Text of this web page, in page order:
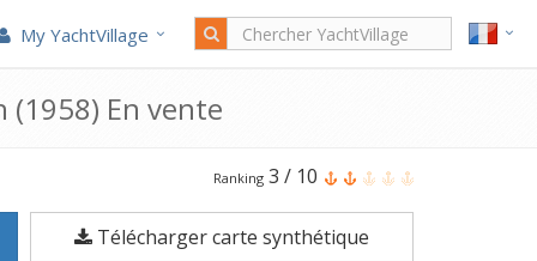
My YachtVillage
En vente
Le
Costantini
Bermudian
Ranking 3 / 10
Télécharger carte synthétique